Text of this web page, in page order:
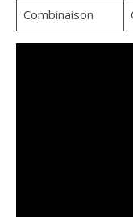
Combinaison